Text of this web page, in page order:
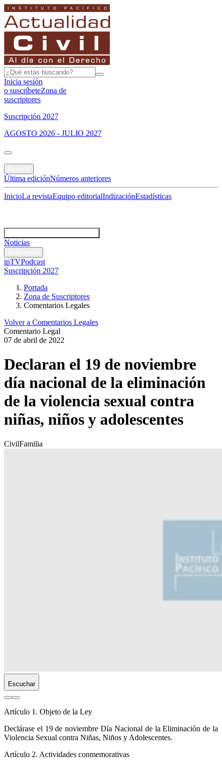
Inicia sesión
o suscríbeteZona de
suscriptores
Suscripción 2027
AGOSTO 2026 - JULIO 2027
Última ediciónNúmeros anteriores
InicioLa revistaEquipo editorialIndizaciónEstadísticas
Noticias
ipTVPodcast
Suscripción 2027
Portada
Zona de Suscriptores
Comentarios Legales
Volver a Comentarios Legales
Comentario Legal
07 de abril de 2022
Declaran el 19 de noviembre
día nacional de la eliminación
de la violencia sexual contra
niñas, niños y adolescentes
CivilFamilia
Escuchar
Artículo 1. Objeto de la Ley
Declárase el 19 de noviembre Día Nacional de la Eliminación de la
Violencia Sexual contra Niñas, Niños y Adolescentes.
Artículo 2. Actividades conmemorativas